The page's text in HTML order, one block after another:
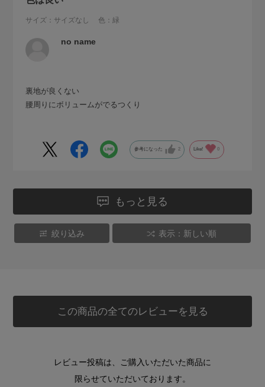
サイズ：サイズなし 色：緑
no name
裏地が良くない
腰周りにボリュームがでるつくり
参考になった 2 Like! 0
もっと見る
絞り込み 表示：新しい順
この商品の全てのレビューを見る
レビュー投稿は、ご購入いただいた商品に
限らせていただいております。